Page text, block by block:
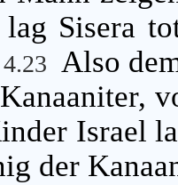
Sisera
4.23 Also
Israel
der